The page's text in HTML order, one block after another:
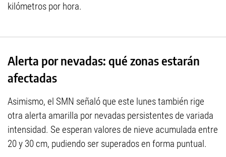
kilómetros por hora.
Alerta por nevadas: qué zonas estarán
afectadas
Asimismo, el SMN señaló que este lunes también rige
otra alerta amarilla por nevadas persistentes de variada
intensidad. Se esperan valores de nieve acumulada entre
20 y 30 cm, pudiendo ser superados en forma puntual.